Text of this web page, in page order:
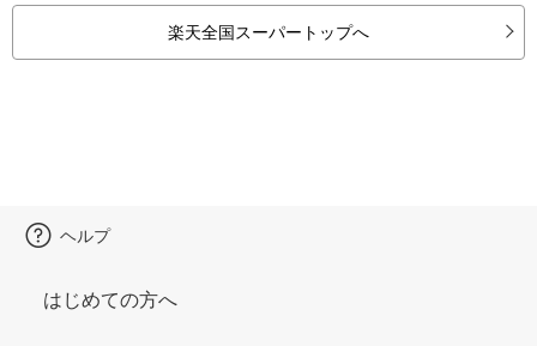
楽天全国スーパートップへ
ヘルプ
はじめての方へ